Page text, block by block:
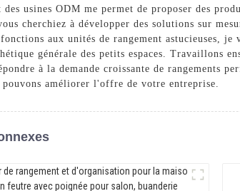
des usines ODM me permet de proposer des
cherchiez à développer des solutions sur
aux unités de rangement astucieuses, je
générale des petits espaces. Travaillons
à la demande croissante de rangements
pouvons améliorer l'offre de votre entreprise.